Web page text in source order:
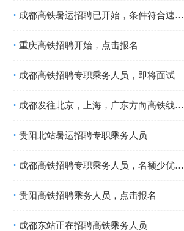
• 成都高铁暑运招聘已开始，条件符合速报名
• 重庆高铁招聘开始，点击报名
• 成都高铁招聘专职乘务人员，即将面试
• 成都发往北京，上海，广东方向高铁线路招聘中
• 贵阳北站暑运招聘专职乘务人员
• 成都高铁招聘专职乘务人员，名额少优中选优
• 贵阳高铁招聘乘务人员，点击报名
• 成都东站正在招聘高铁乘务人员